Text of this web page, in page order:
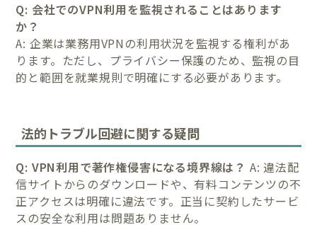
Q: 会社でのVPN利用を監視されることはあります
か？
A: 企業は業務用VPNの利用状況を監視する権利があ
ります。ただし、プライバシー保護のため、監視の目
的と範囲を就業規則で明確にする必要があります。
法的トラブル回避に関する疑問
Q: VPN利用で著作権侵害になる境界線は？ A: 違法配
信サイトからのダウンロードや、有料コンテンツの不
正アクセスは明確に違法です。正当に契約したサービ
スの安全な利用は問題ありません。